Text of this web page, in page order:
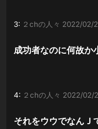
3: ２chの人々 2022/02/
成功者なのに何故か
4: ２chの人々 2022/02/
それをウウでなんＪ